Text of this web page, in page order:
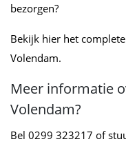
bezorgen?
Bekijk hier het
Volendam.
Meer informatie
Volendam?
Bel 0299 323217 of